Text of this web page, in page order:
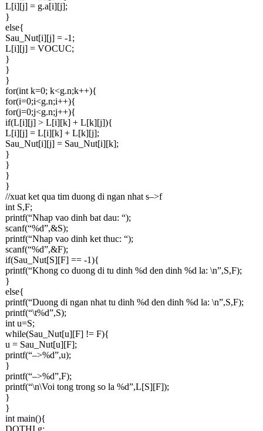
L[i][j] = g.a[i][j];
}
else{
Sau_Nut[i][j] = -1;
L[i][j] = VOCUC;
}
}
}
for(int k=0; k<g.n;k++){
for(i=0;i<g.n;i++){
for(j=0;j<g.n;j++){
if(L[i][j] > L[i][k] + L[k][j]){
L[i][j] = L[i][k] + L[k][j];
Sau_Nut[i][j] = Sau_Nut[i][k];
}
}
}
}
//xuat ket qua tim duong di ngan nhat s–>f
int S,F;
printf(“Nhap vao dinh bat dau: “);
scanf(“%d”,&S);
printf(“Nhap vao dinh ket thuc: “);
scanf(“%d”,&F);
if(Sau_Nut[S][F] == -1){
printf(“Khong co duong di tu dinh %d den dinh %d la: \n”,S,F);
}
else{
printf(“Duong di ngan nhat tu dinh %d den dinh %d la: \n”,S,F);
printf(“\t%d”,S);
int u=S;
while(Sau_Nut[u][F] != F){
u = Sau_Nut[u][F];
printf(“–>%d”,u);
}
printf(“–>%d”,F);
printf(“\n\Voi tong trong so la %d”,L[S][F]);
}
}
int main(){